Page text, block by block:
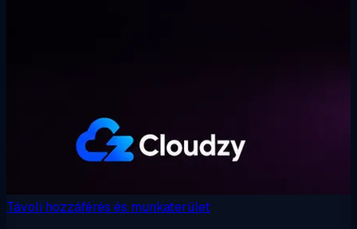
Távoli hozzáférés és munkaterület